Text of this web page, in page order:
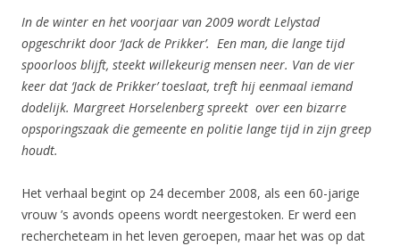
In de winter en het voorjaar van 2009 wordt Lelystad
opgeschrikt door ‘Jack de Prikker’. Een man, die lange tijd
spoorloos blijft, steekt willekeurig mensen neer. Van de vier
keer dat ‘Jack de Prikker’ toeslaat, treft hij eenmaal iemand
dodelijk. Margreet Horselenberg spreekt over een bizarre
opsporingszaak die gemeente en politie lange tijd in zijn greep
houdt.
Het verhaal begint op 24 december 2008, als een 60-jarige
vrouw ’s avonds opeens wordt neergestoken. Er werd een
rechercheteam in het leven geroepen, maar het was op dat